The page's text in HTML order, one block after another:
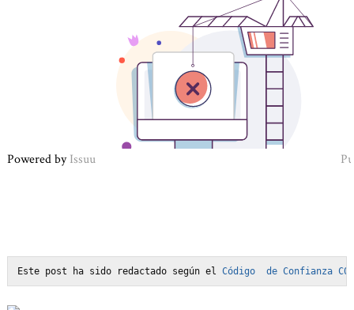
Powered byIssuu
Este post ha sido redactado según el Código  de Confianza